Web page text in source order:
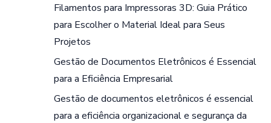
Filamentos para Impressoras 3D: Guia Prático
para Escolher o Material Ideal para Seus
Projetos
Gestão de Documentos Eletrônicos é Essencial
para a Eficiência Empresarial
Gestão de documentos eletrônicos é essencial
para a eficiência organizacional e segurança da